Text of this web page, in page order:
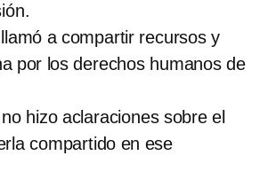
a compartir recursos y
por los derechos humanos de
hizo aclaraciones sobre el
compartido en ese